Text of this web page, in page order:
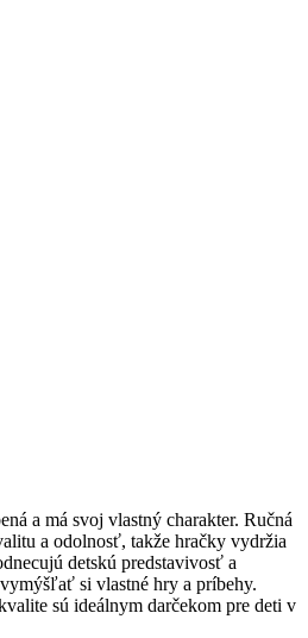
a má svoj vlastný charakter. Ručná
a odolnosť, takže hračky vydržia
detskú predstavivosť a
si vlastné hry a príbehy.
sú ideálnym darčekom pre deti v